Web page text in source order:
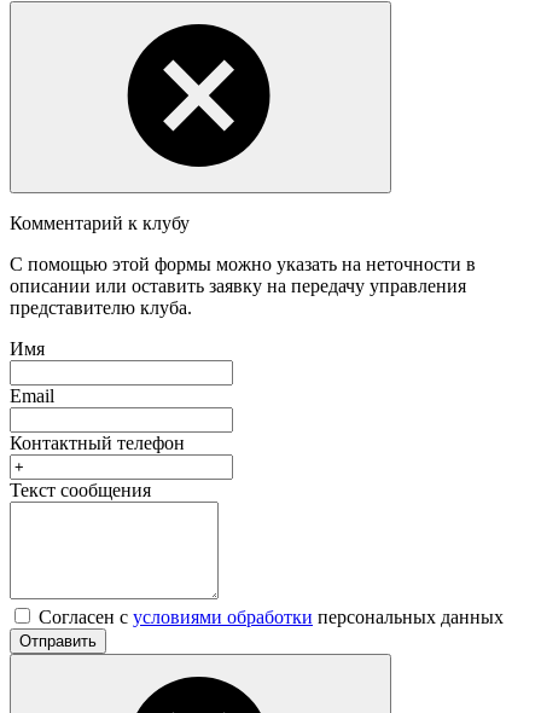
Комментарий к клубу
С помощью этой формы можно указать на неточности в
описании или оставить заявку на передачу управления
представителю клуба.
Имя
Email
Контактный телефон
Текст сообщения
Согласен с условиями обработки персональных данных
Отправить